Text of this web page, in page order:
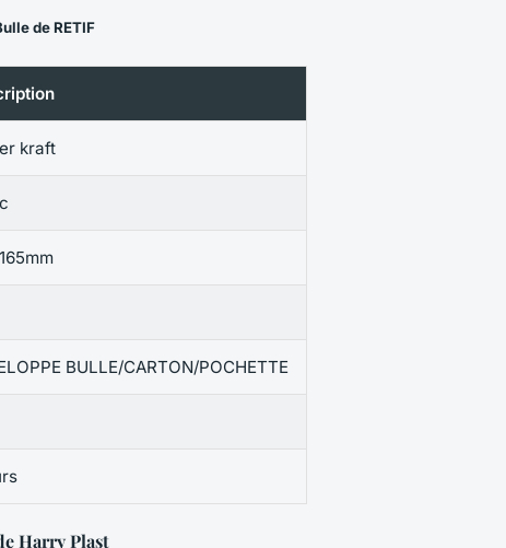
de RETIF
kraft
BULLE/CARTON/POCHETTE
Harry Plast